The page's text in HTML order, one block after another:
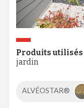
Produits utilisés
jardin
ALVÉOSTAR®